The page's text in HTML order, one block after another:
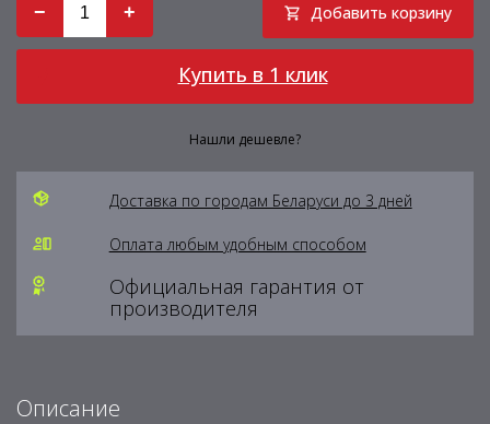
− + Добавить корзину
Купить в 1 клик
Нашли дешевле?
Доставка по городам Беларуси до 3 дней
Оплата любым удобным способом
Официальная гарантия от
производителя
Описание